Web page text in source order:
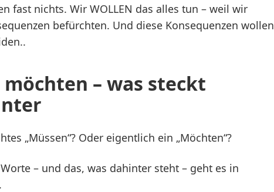
fast nichts. Wir WOLLEN das alles tun – weil wir
befürchten. Und diese Konsequenzen wollen
– was steckt
„Müssen“? Oder eigentlich ein „Möchten“?
– und das, was dahinter steht – geht es in